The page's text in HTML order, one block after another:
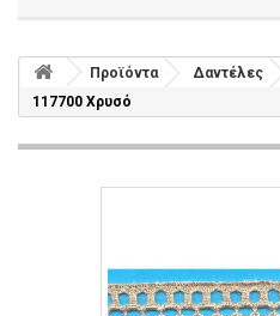
Προϊόντα Δαντέλες
117700 Χρυσό